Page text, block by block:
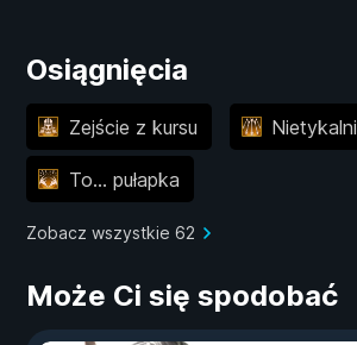
Osiągnięcia
Zejście z kursu Nietykalni
To... pułapka
Zobacz wszystkie 62
Może Ci się spodobać